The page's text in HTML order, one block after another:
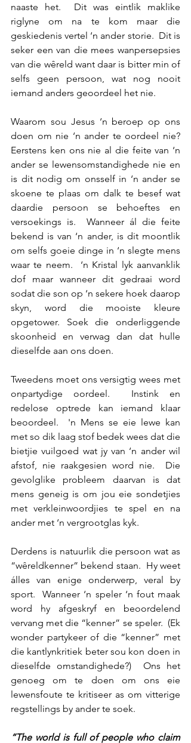
naaste het.  Dit was eintlik maklike
riglyne om na te kom maar die
geskiedenis vertel ‘n ander storie.  Dit is
seker een van die mees wanpersepsies
van die wêreld want daar is bitter min of
selfs geen persoon, wat nog nooit
iemand anders geoordeel het nie.
Waarom sou Jesus ‘n beroep op ons
doen om nie ‘n ander te oordeel nie?
Eerstens ken ons nie al die feite van ‘n
ander se lewensomstandighede nie en
is dit nodig om onsself in ‘n ander se
skoene te plaas om dalk te besef wat
daardie persoon se behoeftes en
versoekings is.  Wanneer ál die feite
bekend is van ‘n ander, is dit moontlik
om selfs goeie dinge in ‘n slegte mens
waar te neem.  ‘n Kristal lyk aanvanklik
dof maar wanneer dit gedraai word
sodat die son op ‘n sekere hoek daarop
skyn, word die mooiste kleure
opgetower. Soek die onderliggende
skoonheid en verwag dan dat hulle
dieselfde aan ons doen.
Tweedens moet ons versigtig wees met
onpartydige oordeel.  Instink en
redelose optrede kan iemand klaar
beoordeel.  'n Mens se eie lewe kan
met so dik laag stof bedek wees dat die
bietjie vuilgoed wat jy van ‘n ander wil
afstof, nie raakgesien word nie.  Die
gevolglike probleem daarvan is dat
mens geneig is om jou eie sondetjies
met verkleinwoordjies te spel en na
ander met ‘n vergrootglas kyk.
Derdens is natuurlik die persoon wat as
“wêreldkenner” bekend staan.  Hy weet
álles van enige onderwerp, veral by
sport.  Wanneer ‘n speler ‘n fout maak
word hy afgeskryf en beoordelend
vervang met die “kenner” se speler.  (Ek
wonder partykeer of die “kenner” met
die kantlynkritiek beter sou kon doen in
dieselfde omstandighede?)  Ons het
genoeg om te doen om ons eie
lewensfoute te kritiseer as om vitterige
regstellings by ander te soek.
“The world is full of people who claim